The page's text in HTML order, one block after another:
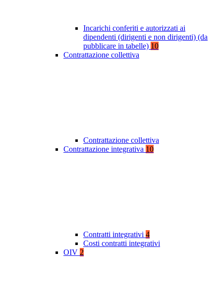
Incarichi conferiti e autorizzati ai
dipendenti (dirigenti e non dirigenti) (da
pubblicare in tabelle) 10
Contrattazione collettiva
Contrattazione collettiva
Contrattazione integrativa 10
Contratti integrativi 4
Costi contratti integrativi
OIV 2